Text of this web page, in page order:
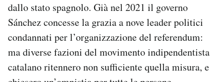
dallo stato spagnolo. Già nel 2021 il governo
Sánchez concesse la grazia a nove leader politici
condannati per l’organizzazione del referendum:
ma diverse fazioni del movimento indipendentista
catalano ritennero non sufficiente quella misura, e